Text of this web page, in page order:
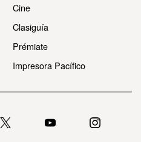
Cine
Clasiguía
Prémiate
Impresora Pacífico